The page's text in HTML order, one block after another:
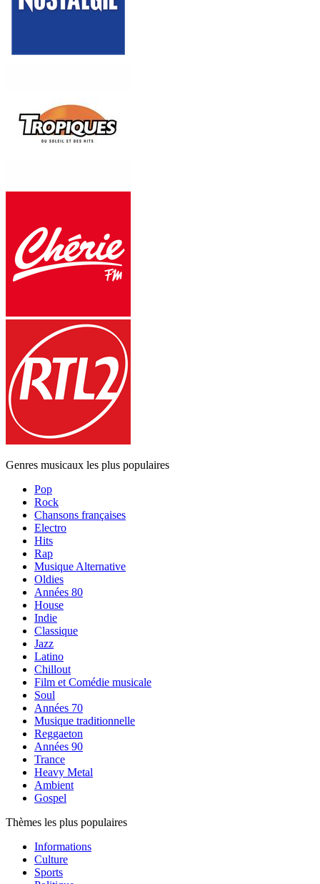
Genres musicaux les plus populaires
Pop
Rock
Chansons françaises
Electro
Hits
Rap
Musique Alternative
Oldies
Années 80
House
Indie
Classique
Jazz
Latino
Chillout
Film et Comédie musicale
Soul
Années 70
Musique traditionnelle
Reggaeton
Années 90
Trance
Heavy Metal
Ambient
Gospel
Thèmes les plus populaires
Informations
Culture
Sports